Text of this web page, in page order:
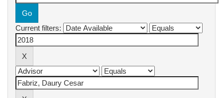
Current filters: